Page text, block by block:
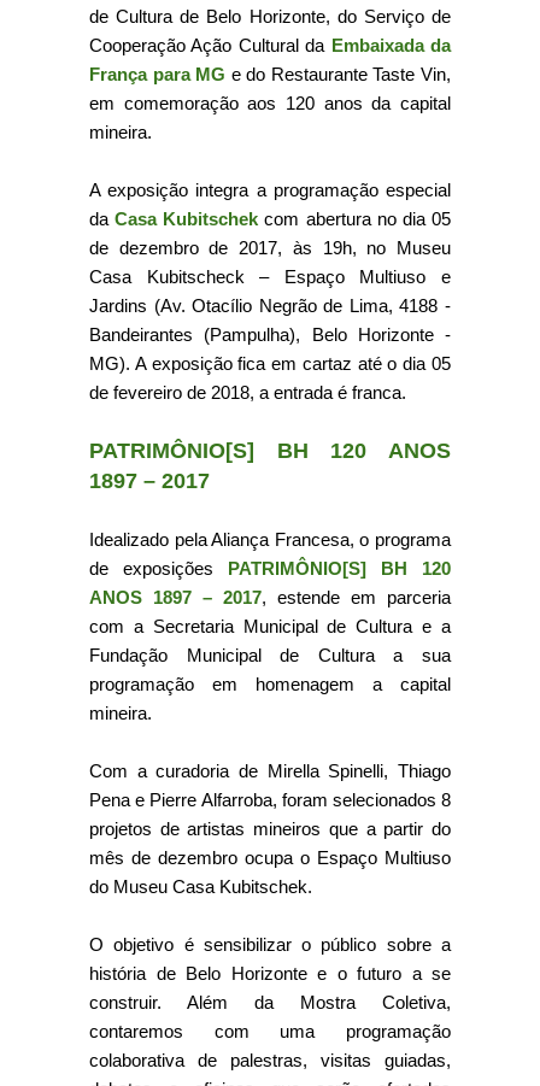
de Cultura de Belo Horizonte, do Serviço de
Cooperação Ação Cultural da Embaixada da
França para MG e do Restaurante Taste Vin,
em comemoração aos 120 anos da capital
mineira.
A exposição integra a programação especial
daCasa Kubitschekcom abertura no dia 05
de dezembro de 2017, às 19h, no Museu
Casa Kubitscheck – Espaço Multiuso e
Jardins (Av. Otacílio Negrão de Lima, 4188 -
Bandeirantes (Pampulha), Belo Horizonte -
MG). A exposição fica em cartaz até o dia 05
de fevereiro de 2018, a entrada é franca.
PATRIMÔNIO[S] BH 120 ANOS
1897 – 2017
Idealizado pela Aliança Francesa, o programa
de exposições PATRIMÔNIO[S] BH 120
ANOS 1897 – 2017, estende em parceria
com a Secretaria Municipal de Cultura e a
Fundação Municipal de Cultura a sua
programação em homenagem a capital
mineira.
Com a curadoria de Mirella Spinelli, Thiago
Pena e Pierre Alfarroba, foram selecionados 8
projetos de artistas mineiros que a partir do
mês de dezembro ocupa o Espaço Multiuso
do Museu Casa Kubitschek.
O objetivo é sensibilizar o público sobre a
história de Belo Horizonte e o futuro a se
construir. Além da Mostra Coletiva,
contaremos com uma programação
colaborativa de palestras, visitas guiadas,